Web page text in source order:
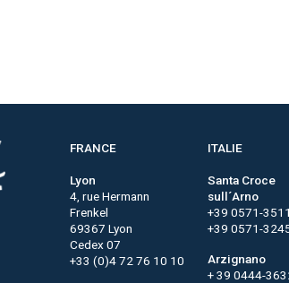
FRANCE
Lyon
4, rue Hermann
Frenkel
69367 Lyon
Cedex 07
+33 (0)4 72 76 10 10
ITALIE
Santa Croce
sull´Arno
+39 0571-
+39 0571-
Arzignano
+ 39 0444-